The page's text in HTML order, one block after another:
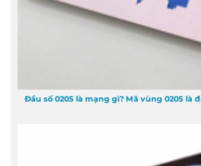
Đầu số 0205 là mạng gì? Mã vùng 0205 là